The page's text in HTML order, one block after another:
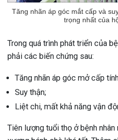
Tăng nhãn áp góc mắt cấp và
trọng nhất của
Trong quá trình phát triển của
phải các biến chứng sau:
Tăng nhãn áp góc mở cấp
Suy thận;
Liệt chi, mất khả năng vận
Tiên lượng tuổi thọ ở bệnh